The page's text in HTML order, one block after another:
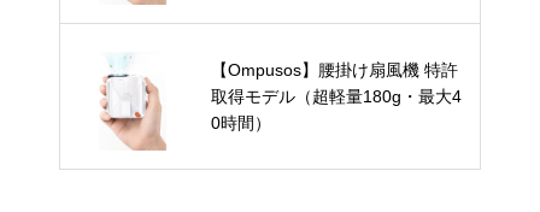
【Ompusos】腰掛け扇風機 特許
取得モデル（超軽量180g・最大4
0時間）